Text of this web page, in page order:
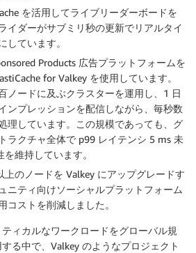
を活用してライブリーダーボードを
イダーがサブミリ秒の更新でリアルタイ
しています。
Products 広告プラットフォームを
for Valkey を使用しています。
ノードに及ぶクラスターを運用し、1 日
ンプレッションを配信しながら、毎秒数
理しています。この規模であっても、グ
ラクチャ全体で p99 レイテンシ 5 ms 未
維持しています。
上のノードを Valkey にアップグレードす
ニティ向けソーシャルプラットフォーム
コストを削減しました。
ティカルなワークロードをグローバル規
る中で、Valkey のようなプロジェクト